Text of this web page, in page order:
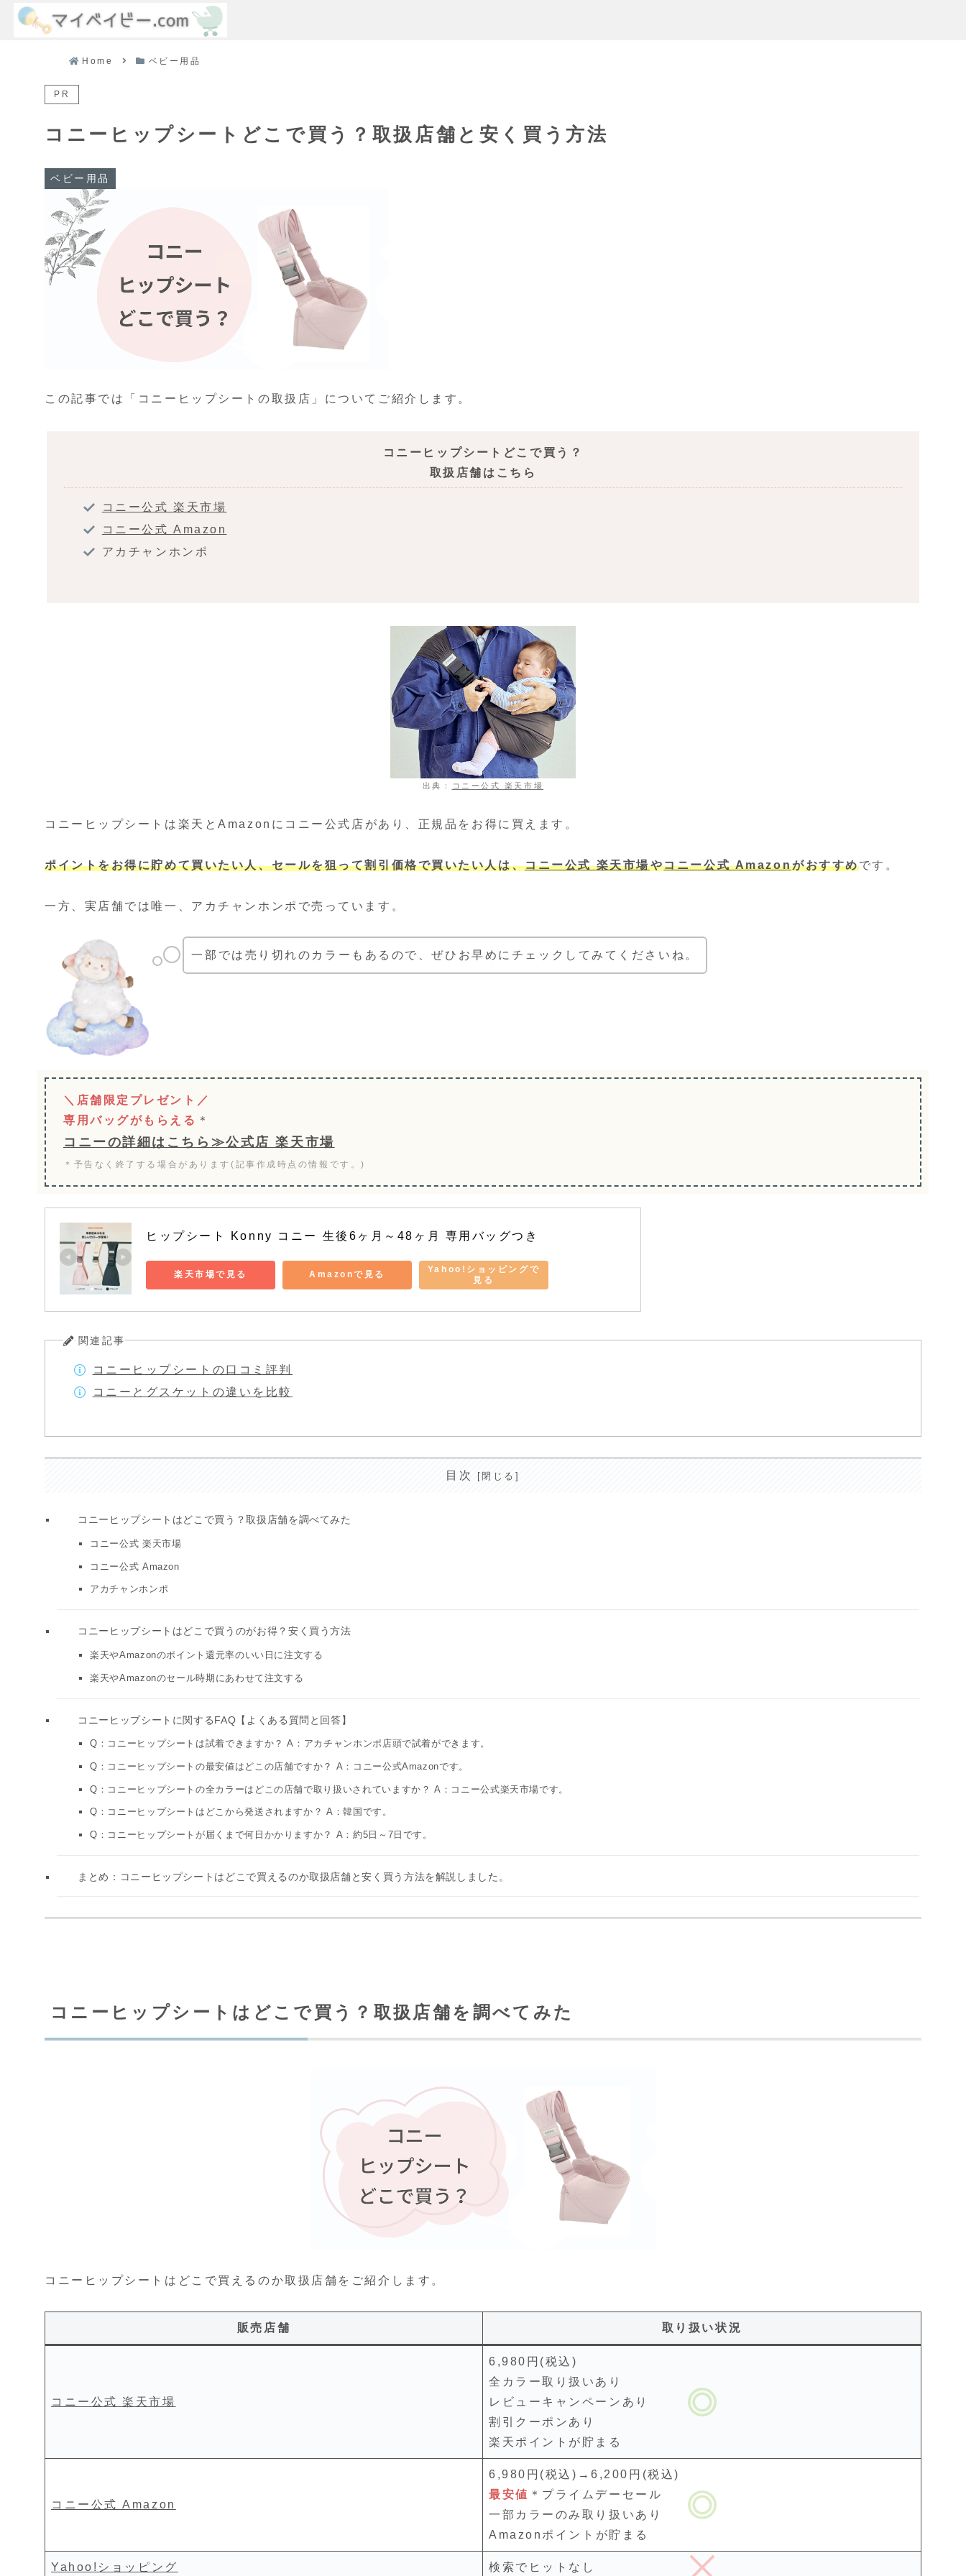
Home ベビー用品
PR
コニーヒップシートどこで買う？取扱店舗と安く買う方法
ベビー用品
この記事では「コニーヒップシートの取扱店」についてご紹介します。
コニーヒップシートどこで買う？
取扱店舗はこちら
コニー公式 楽天市場
コニー公式 Amazon
アカチャンホンポ
出典： コニー公式 楽天市場
コニーヒップシートは楽天とAmazonにコニー公式店があり、正規品をお得に買えます。
ポイントをお得に貯めて買いたい人、セールを狙って割引価格で買いたい人は、コニー公式 楽天市場やコニー公式 Amazonがおすすめです。
一方、実店舗では唯一、アカチャンホンポで売っています。
一部では売り切れのカラーもあるので、ぜひお早めにチェックしてみてくださいね。
＼店舗限定プレゼント／
専用バッグがもらえる ＊
コニーの詳細はこちら≫公式店 楽天市場
＊予告なく終了する場合があります(記事作成時点の情報です。)
ヒップシート Konny コニー 生後6ヶ月～48ヶ月 専用バッグつき
楽天市場で見る Amazonで見る
Yahoo!ショッピングで
見る
関連記事
コニーヒップシートの口コミ評判
コニーとグスケットの違いを比較
目次
コニーヒップシートはどこで買う？取扱店舗を調べてみた
コニー公式 楽天市場
コニー公式 Amazon
アカチャンホンポ
コニーヒップシートはどこで買うのがお得？安く買う方法
楽天やAmazonのポイント還元率のいい日に注文する
楽天やAmazonのセール時期にあわせて注文する
コニーヒップシートに関するFAQ【よくある質問と回答】
Q：コニーヒップシートは試着できますか？ A：アカチャンホンポ店頭で試着ができます。
Q：コニーヒップシートの最安値はどこの店舗ですか？ A：コニー公式Amazonです。
Q：コニーヒップシートの全カラーはどこの店舗で取り扱いされていますか？ A：コニー公式楽天市場です。
Q：コニーヒップシートはどこから発送されますか？ A：韓国です。
Q：コニーヒップシートが届くまで何日かかりますか？ A：約5日～7日です。
まとめ：コニーヒップシートはどこで買えるのか取扱店舗と安く買う方法を解説しました。
コニーヒップシートはどこで買う？取扱店舗を調べてみた
コニーヒップシートはどこで買えるのか取扱店舗をご紹介します。
販売店舗 取り扱い状況
コニー公式 楽天市場
6,980円(税込)
全カラー取り扱いあり
レビューキャンペーンあり
割引クーポンあり
楽天ポイントが貯まる
コニー公式 Amazon
6,980円(税込)→6,200円(税込)
最安値 ＊プライムデーセール
一部カラーのみ取り扱いあり
Amazonポイントが貯まる
Yahoo!ショッピング 検索でヒットなし